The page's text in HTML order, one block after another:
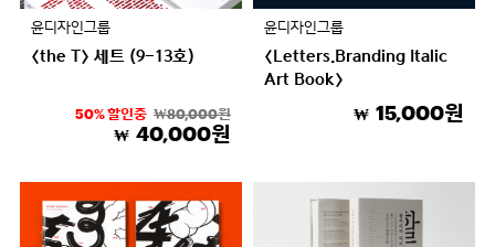
윤디자인그룹
〈the T〉 세트 (9-13호)
50% 할인중 ₩80,000원
₩ 40,000원
윤디자인그룹
〈Letters.Branding Italic
Art Book〉
₩ 15,000원